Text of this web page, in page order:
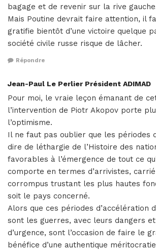
bagage et de revenir sur la rive
Mais Poutine devrait faire attention, il
gratifie bientôt d’une victoire quelque
société civile russe risque de lâcher.
Répondre
Jean-Paul Le Perlier Président ADIMAD
Pour moi, le vraie leçon émanant de
l’intervention de Piotr Akopov porte
l’optimisme.
Il ne faut pas oublier que les périodes
dire de léthargie de l’Histoire des
favorables à l’émergence de tout ce
comporte en termes d’arrivistes,
corrompus trustant les plus hautes
soit le pays concerné.
Alors que ces périodes d’accélération
sont les guerres, avec leurs dangers
d’urgence, sont l’occasion de faire le
bénéfice d’une authentique